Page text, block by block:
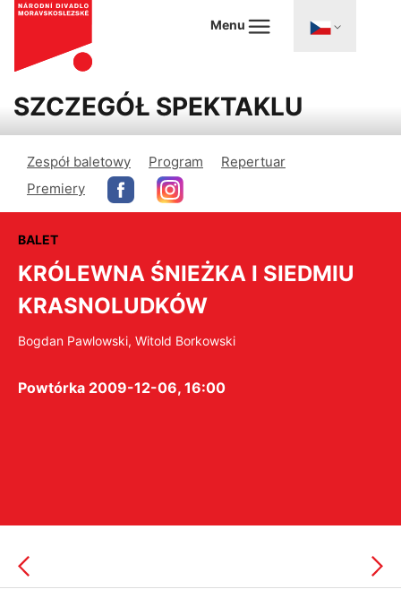
Menu
SZCZEGÓŁ SPEKTAKLU
Zespół baletowy Program
Repertuar
Premiery
BALET
KRÓLEWNA ŚNIEŻKA I SIEDMIU
KRASNOLUDKÓW
Bogdan Pawlowski, Witold Borkowski
Powtórka 2009-12-06, 16:00